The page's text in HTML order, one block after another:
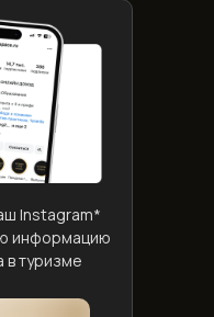
Instagram*
информацию
в туризме